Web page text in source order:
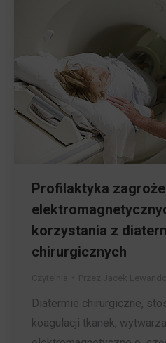
Profilaktyka
korzystania z
chirurgicznych
Diatermie chirurgiczne,
koagulacji tkanek,